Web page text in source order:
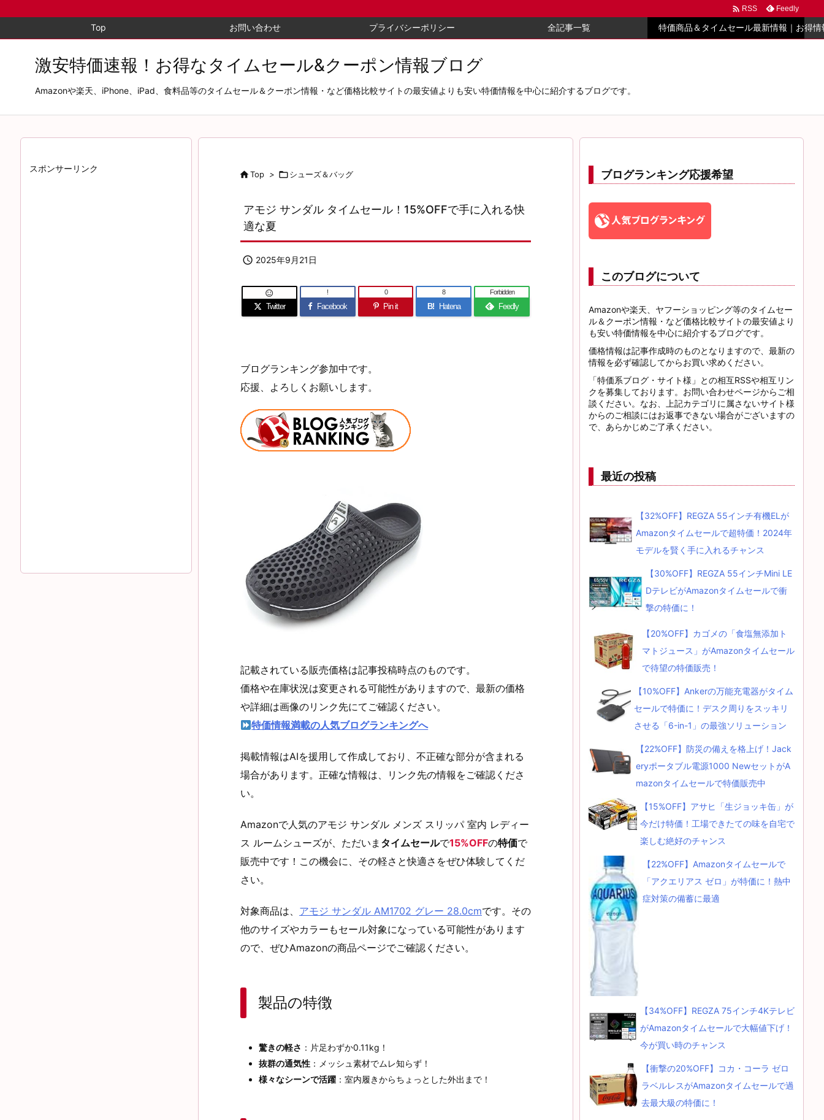
Top お問い合わせ プライバシーポリシー 全記事一覧 特価商品＆タイムセール最新情報｜お得
 RSS Feedly
激安特価速報！お得なタイムセール&クーポン情報ブログ
Amazonや楽天、iPhone、iPad、食料品等のタイムセール＆クーポン情報・など価格比較サイトの最安値よりも安い特価情報を中心に紹介するブログです。
Top > シューズ＆バッグ
アモジ サンダル タイムセール！15%OFFで手に入れる快
適な夏
 2025年9月21日
Twitter

Facebook
!
Pin it
0
B! Hatena
8
Feedly
Forbidden
ブログランキング参加中です。
応援、よろしくお願いします。
記載されている販売価格は記事投稿時点のものです。
価格や在庫状況は変更される可能性がありますので、最新の価格
や詳細は画像のリンク先にてご確認ください。
特価情報満載の人気ブログランキングへ
掲載情報はAIを援用して作成しており、不正確な部分が含まれる
場合があります。正確な情報は、リンク先の情報をご確認くださ
い。
Amazonで人気のアモジ サンダル メンズ スリッパ 室内 レディー
ス ルームシューズが、ただいま タイムセールで15%OFFの特価で
販売中です！この機会に、その軽さと快適さをぜひ体験してくだ
さい。
対象商品は、 アモジ サンダル AM1702 グレー 28.0cmです。その
他のサイズやカラーもセール対象になっている可能性があります
ので、ぜひAmazonの商品ページでご確認ください。
製品の特徴
驚きの軽さ ：片足わずか0.11kg！
抜群の通気性 ：メッシュ素材でムレ知らず！
様々なシーンで活躍 ：室内履きからちょっとした外出まで！
スポンサーリンク ブログランキング応援希望
このブログについて
Amazonや楽天、ヤフーショッピング等のタイムセー
ル＆クーポン情報・など価格比較サイトの最安値より
も安い特価情報を中心に紹介するブログです。
価格情報は記事作成時のものとなりますので、最新の
情報を必ず確認してからお買い求めください。
「特価系ブログ・サイト様」との相互RSSや相互リン
クを募集しております。お問い合わせページからご相
談ください。なお、上記カテゴリに属さないサイト様
からのご相談にはお返事できない場合がございますの
で、あらかじめご了承ください。
最近の投稿
【32%OFF】REGZA 55インチ有機ELが
Amazonタイムセールで超特価！2024年
モデルを賢く手に入れるチャンス
【30%OFF】REGZA 55インチMini LE
DテレビがAmazonタイムセールで衝
撃の特価に！
【20%OFF】カゴメの「食塩無添加ト
マトジュース」がAmazonタイムセール
で待望の特価販売！
【10%OFF】Ankerの万能充電器がタイム
セールで特価に！デスク周りをスッキリ
させる「6-in-1」の最強ソリューション
【22%OFF】防災の備えを格上げ！Jack
eryポータブル電源1000 NewセットがA
mazonタイムセールで特価販売中
【15%OFF】アサヒ「生ジョッキ缶」が
今だけ特価！工場できたての味を自宅で
楽しむ絶好のチャンス
【22%OFF】Amazonタイムセールで
「アクエリアス ゼロ」が特価に！熱中
症対策の備蓄に最適
【34%OFF】REGZA 75インチ4Kテレビ
がAmazonタイムセールで大幅値下げ！
今が買い時のチャンス
【衝撃の20%OFF】コカ・コーラ ゼロ
ラベルレスがAmazonタイムセールで過
去最大級の特価に！